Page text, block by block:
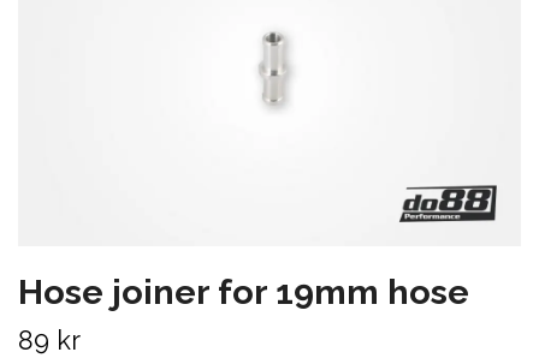
Hose joiner for 19mm hose
89 kr